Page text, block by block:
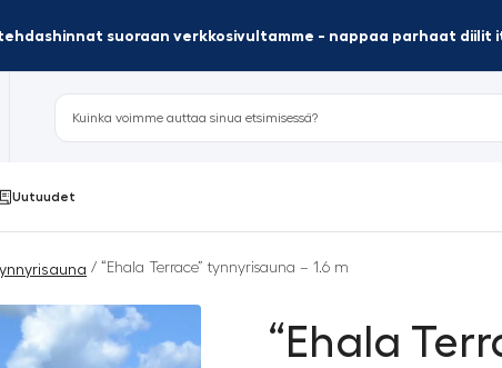
suoraan verkkosivultamme - nappaa parhaat diilit
Uutuudet
/ “Ehala Terrace” tynnyrisauna – 1.6 m
“Ehala